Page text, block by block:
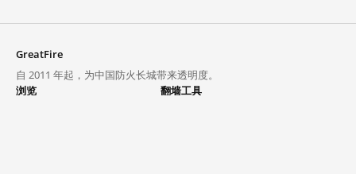
GreatFire
自 2011 年起，为中国防火长城带来透明度。
浏览
翻墙工具